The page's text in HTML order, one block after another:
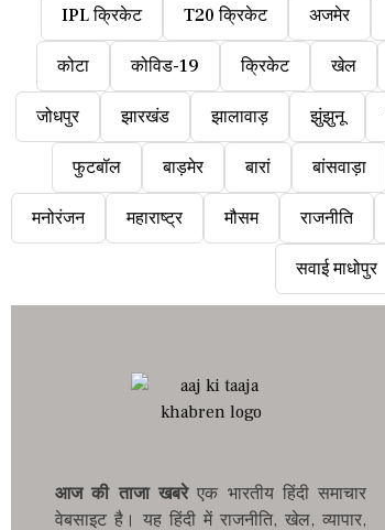
IPL क्रिकेट T20 क्रिकेट अजमेर
कोटा कोविड-19 क्रिकेट खेल
जोधपुर झारखंड झालावाड़ झुंझुनू
फुटबॉल बाड़मेर बारां बांसवाड़ा
मनोरंजन महाराष्ट्र मौसम राजनीति
सवाई माधोपुर
आज की ताजा खबरेएक भारतीय हिंदी समाचार
वेबसाइट है। यह हिंदी में राजनीति, खेल, व्यापार,